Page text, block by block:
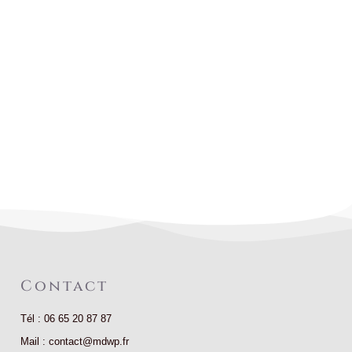
Contact
Tél : 06 65 20 87 87
Mail : contact@mdwp.fr